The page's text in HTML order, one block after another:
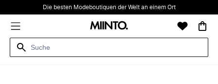
Die besten Modeboutiquen der Welt an einem Ort